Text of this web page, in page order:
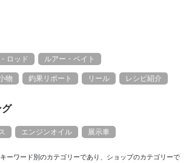
ロッド ルアー・ベイト
物 釣果リポート リール レシピ紹介
グ
エンジンオイル 展示車
ーワード別のカテゴリーであり、ショップのカテゴリーで